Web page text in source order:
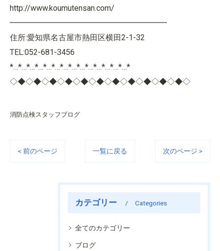
http://www.koumutensan.com/
━━━━━━━━━━━━━━━━━━━━
住所:愛知県名古屋市熱田区横田2-1-32
TEL:052-681-3456
*…*…*…*…*…*…*…*…*…*…*…*…*…*…*
◇◆◇◆◇◆◇◆◇◆◇◆◇◆◇◆◇◆◇◆◇◆◇
消防点検スタッフブログ
< 前のページ 一覧に戻る 次のページ >
カテゴリー Categories
全てのカテゴリー
ブログ